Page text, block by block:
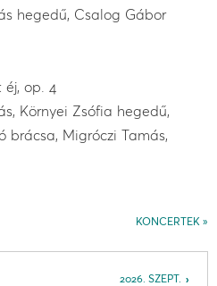
hegedű, Csalog Gábor
éj, op. 4
Környei Zsófia hegedű,
brácsa, Migróczi Tamás,
KONCERTEK
2026. SZEPT.